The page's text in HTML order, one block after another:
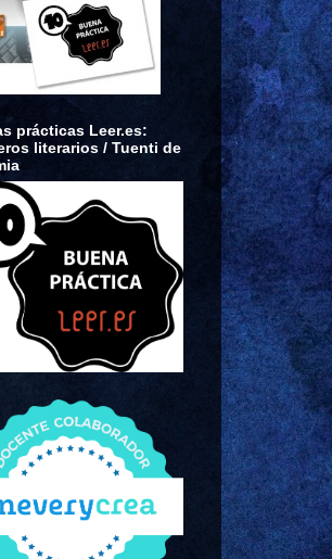
prácticas Leer.es:
literarios / Tuenti de